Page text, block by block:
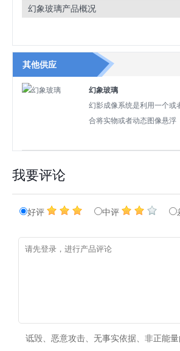
幻象玻璃产品概况
其他供应
幻象玻璃
幻影成像系统是利用一个或
合将实物或者动态图像悬浮
我要评论
好评 中评
诋毁、恶意攻击、无事实依据、非正能